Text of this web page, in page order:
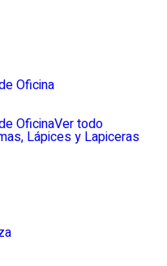
Oficina
OficinaVer todo
Lápices y Lapiceras